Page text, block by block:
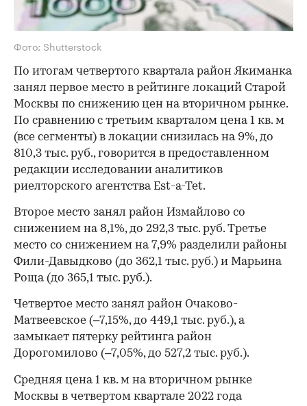
Фото: Shutterstock
По итогам четвертого квартала район Якиманка
занял первое место в рейтинге локаций Старой
Москвы по снижению цен на вторичном рынке.
По сравнению с третьим кварталом цена 1 кв. м
(все сегменты) в локации снизилась на 9%, до
810,3 тыс. руб., говорится в предоставленном
редакции исследовании аналитиков
риелторского агентства Est-a-Tet.
Второе место занял район Измайлово со
снижением на 8,1%, до 292,3 тыс. руб. Третье
место со снижением на 7,9% разделили районы
Фили-Давыдково (до 362,1 тыс. руб.) и Марьина
Роща (до 365,1 тыс. руб.).
Четвертое место занял район Очаково-
Матвеевское (–7,15%, до 449,1 тыс. руб.), а
замыкает пятерку рейтинга район
Дорогомилово (–7,05%, до 527,2 тыс. руб.).
Средняя цена 1 кв. м на вторичном рынке
Москвы в четвертом квартале 2022 года